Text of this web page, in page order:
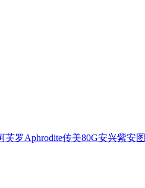
芙罗Aphrodite传美80G安兴紫安图